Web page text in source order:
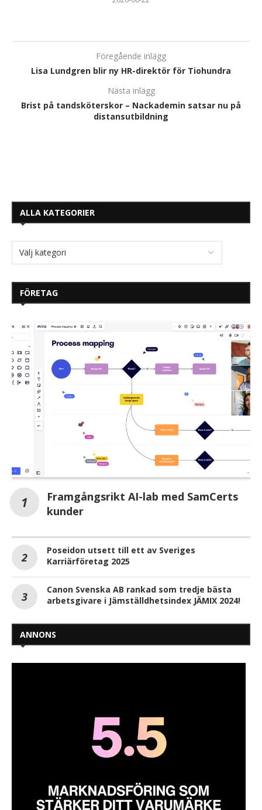
Föregående inlägg
Lisa Lundgren blir ny HR-direktör för Tiohundra
Nästa inlägg
Brist på tandsköterskor – Nackademin satsar nu på
distansutbildning
ALLA KATEGORIER
FÖRETAG
Framgångsrikt AI-lab med SamCerts
kunder
Poseidon utsett till ett av Sveriges
Karriärföretag 2025
Canon Svenska AB rankad som tredje bästa
arbetsgivare i Jämställdhetsindex JÄMIX 2024!
ANNONS